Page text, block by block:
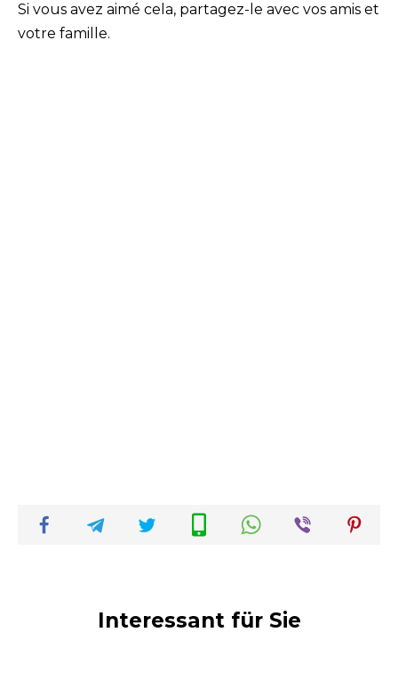
Si vous avez aimé cela, partagez-le avec vos amis et
votre famille.
Interessant für Sie